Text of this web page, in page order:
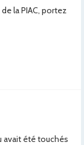
la PIAC, portez
avait été touchés